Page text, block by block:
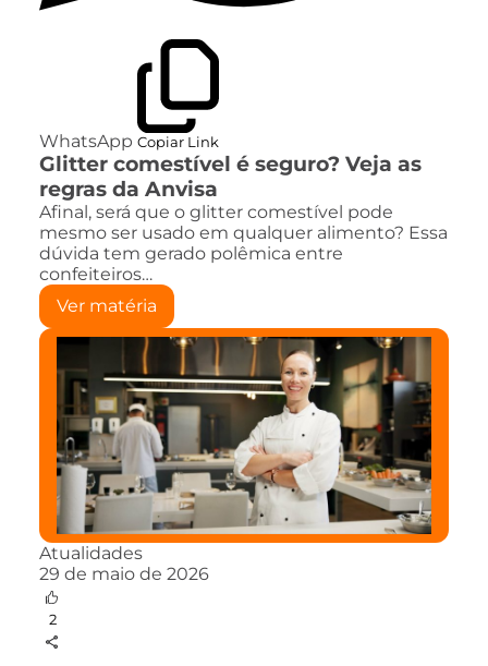
WhatsApp Copiar Link
Glitter comestível é seguro? Veja as
regras da Anvisa
Afinal, será que o glitter comestível pode
mesmo ser usado em qualquer alimento? Essa
dúvida tem gerado polêmica entre
confeiteiros…
Ver matéria
Atualidades
29 de maio de 2026
2